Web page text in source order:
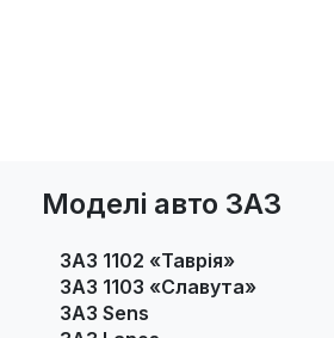
Моделі авто ЗАЗ
ЗАЗ 1102 «Таврія»
ЗАЗ 1103 «Славута»
ЗАЗ Sens